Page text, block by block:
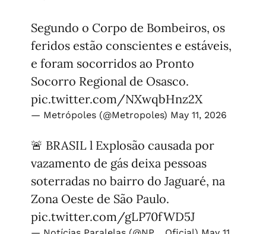
Segundo o Corpo de Bombeiros, os
feridos estão conscientes e estáveis,
e foram socorridos ao Pronto
Socorro Regional de Osasco.
pic.twitter.com/NXwqbHnz2X
— Metrópoles (@Metropoles) May 11, 2026
🚨 BRASIL l Explosão causada por
vazamento de gás deixa pessoas
soterradas no bairro do Jaguaré, na
Zona Oeste de São Paulo.
pic.twitter.com/gLP70fWD5J